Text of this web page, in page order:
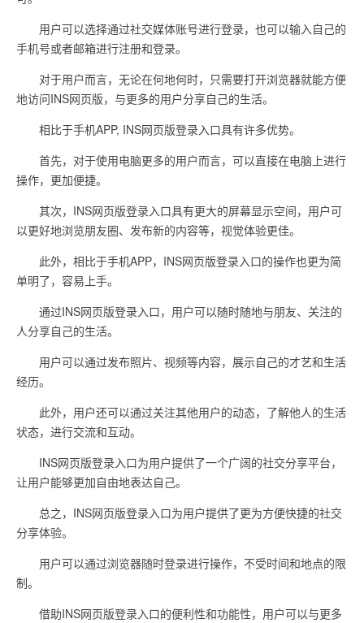
用户可以选择通过社交媒体账号进行登录，也可以输入自己的
手机号或者邮箱进行注册和登录。
对于用户而言，无论在何地何时，只需要打开浏览器就能方便
地访问INS网页版，与更多的用户分享自己的生活。
相比于手机APP, INS网页版登录入口具有许多优势。
首先，对于使用电脑更多的用户而言，可以直接在电脑上进行
操作，更加便捷。
其次，INS网页版登录入口具有更大的屏幕显示空间，用户可
以更好地浏览朋友圈、发布新的内容等，视觉体验更佳。
此外，相比于手机APP，INS网页版登录入口的操作也更为简
单明了，容易上手。
通过INS网页版登录入口，用户可以随时随地与朋友、关注的
人分享自己的生活。
用户可以通过发布照片、视频等内容，展示自己的才艺和生活
经历。
此外，用户还可以通过关注其他用户的动态，了解他人的生活
状态，进行交流和互动。
INS网页版登录入口为用户提供了一个广阔的社交分享平台，
让用户能够更加自由地表达自己。
总之，INS网页版登录入口为用户提供了更为方便快捷的社交
分享体验。
用户可以通过浏览器随时登录进行操作，不受时间和地点的限
制。
借助INS网页版登录入口的便利性和功能性，用户可以与更多